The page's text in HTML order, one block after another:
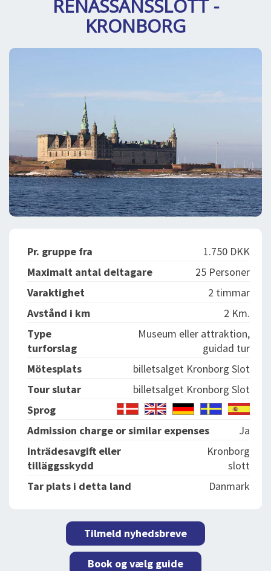
RENÄSSANSSLOTT -
KRONBORG
Pr. gruppe fra
1.750 DKK
Maximalt antal deltagare
25 Personer
Varaktighet
2 timmar
Avstånd i km
2 Km.
Type
turforslag
Museum eller attraktion,
guidad tur
Mötesplats
billetsalget Kronborg Slot
Tour slutar
billetsalget Kronborg Slot
Sprog
Admission charge or similar expenses
Ja
Inträdesavgift eller
tilläggsskydd
Kronborg
slott
Tar plats i detta land
Danmark
Tilmeld nyhedsbreve
Book og vælg guide